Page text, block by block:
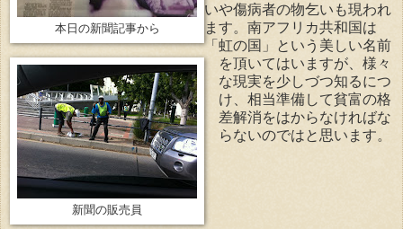
本日の新聞記事から
新聞の販売員
いや傷病者の物乞いも現われ
ます。南アフリカ共和国は
「虹の国」という美しい名前
を頂いてはいますが、様々
な現実を少しづつ知るにつ
け、相当準備して貧富の格
差解消をはからなければな
らないのではと思います。